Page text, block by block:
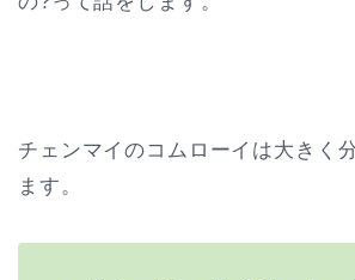
チェンマイのコムローイは大きく
ます。